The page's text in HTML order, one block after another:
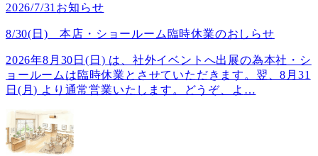
2026/7/31 お知らせ
8/30(日) 本店・ショールーム臨時休業のおしらせ
2026年8月30日(日) は、社外イベントへ出展の為本社・シ
ョールームは臨時休業とさせていただきます。翌、8月31
日(月) より通常営業いたします。どうぞ、よ …